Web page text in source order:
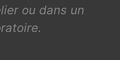
ou dans un